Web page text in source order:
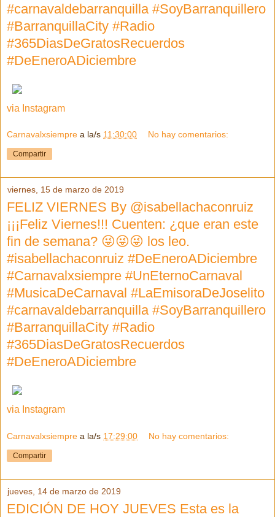
#carnavaldebarranquilla #SoyBarranquillero
#BarranquillaCity #Radio
#365DiasDeGratosRecuerdos
#DeEneroADiciembre
via Instagram
Carnavalxsiempre a la/s 11:30:00 No hay comentarios:
Compartir
viernes, 15 de marzo de 2019
FELIZ VIERNES By @isabellachaconruiz
¡¡¡Feliz Viernes!!! Cuenten: ¿que eran este
fin de semana? 😜😜😜 los leo.
#isabellachaconruiz #DeEneroADiciembre
#Carnavalxsiempre #UnEternoCarnaval
#MusicaDeCarnaval #LaEmisoraDeJoselito
#carnavaldebarranquilla #SoyBarranquillero
#BarranquillaCity #Radio
#365DiasDeGratosRecuerdos
#DeEneroADiciembre
via Instagram
Carnavalxsiempre a la/s 17:29:00 No hay comentarios:
Compartir
jueves, 14 de marzo de 2019
EDICIÓN DE HOY JUEVES Esta es la